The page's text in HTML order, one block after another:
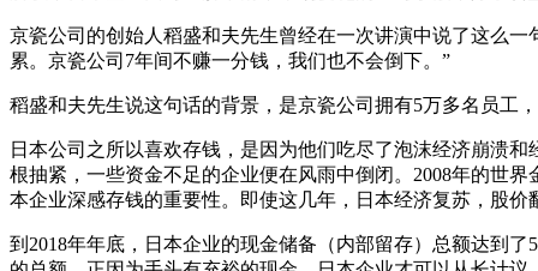
京瓷公司的创始人稻盛和夫先生曾经在一次讲演中说了这么
累。京瓷公司7年间不赚一分钱，我们也不会倒下。”
稻盛和夫先生说这句话的背景，是京瓷公司拥有5万多名员工
日本公司之所以喜欢存钱，是因为他们吃尽了泡沫经济崩溃
根抽紧，一些资金不足的企业便在风雨中倒闭。2008年的世
本企业深感存钱的重要性。即使这几年，日本经济复苏，股价
到2018年年底，日本企业的现金储备（内部留存）总额达到